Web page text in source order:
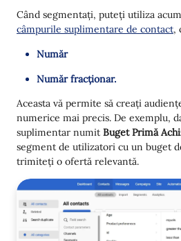
Când segmentați, puteți utiliza
câmpurile suplimentare de contact,
Număr
Număr fracționar.
Aceasta vă permite să creați
numerice mai precis. De exemplu,
suplimentar numit Buget Primă
segment de utilizatori cu un buget
trimiteți o ofertă relevantă.